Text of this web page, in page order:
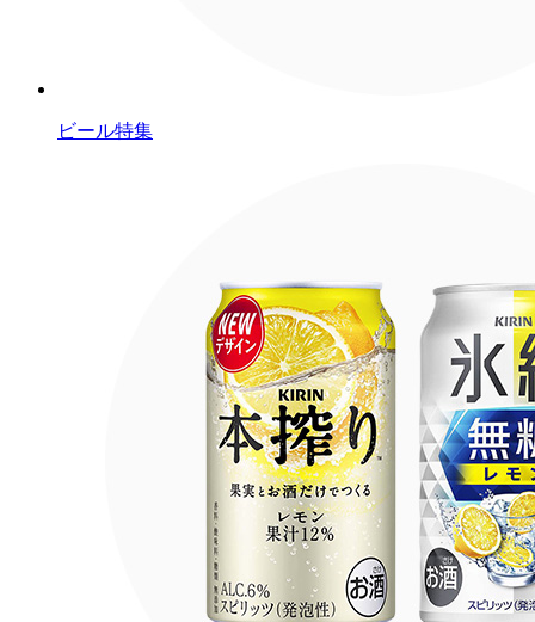
ビール特集